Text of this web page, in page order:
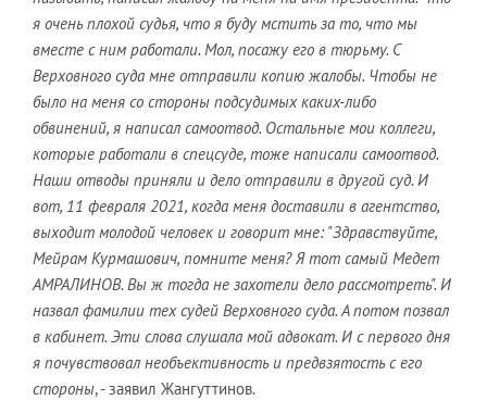
я очень плохой судья, что я буду мстить за то, что мы
вместе с ним работали. Мол, посажу его в тюрьму. С
Верховного суда мне отправили копию жалобы. Чтобы не
было на меня со стороны подсудимых каких-либо
обвинений, я написал самоотвод. Остальные мои коллеги,
которые работали в спецсуде, тоже написали самоотвод.
Наши отводы приняли и дело отправили в другой суд. И
вот, 11 февраля 2021, когда меня доставили в агентство,
выходит молодой человек и говорит мне: "Здравствуйте,
Мейрам Курмашович, помните меня? Я тот самый Медет
АМРАЛИНОВ. Вы ж тогда не захотели дело рассмотреть". И
назвал фамилии тех судей Верховного суда. А потом позвал
в кабинет. Эти слова слушала мой адвокат. И с первого дня
я почувствовал необъективность и предвзятость с его
стороны, - заявил Жангуттинов.